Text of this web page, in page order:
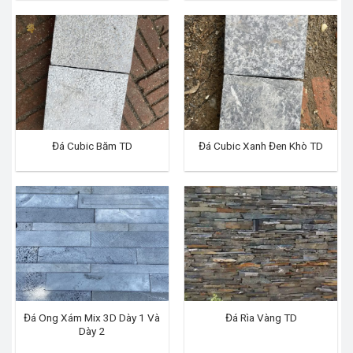
Đá Cubic Băm TD Đá Cubic Xanh Đen Khò TD
Đá Ong Xám Mix 3D Dày 1 Và
Dày 2
Đá Rìa Vàng TD